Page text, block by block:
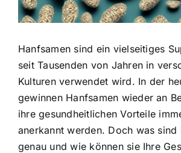
Hanfsamen sind ein vielseitiges
seit Tausenden von Jahren in
Kulturen verwendet wird. In der
gewinnen Hanfsamen wieder an
ihre gesundheitlichen Vorteile
anerkannt werden. Doch was sind
genau und wie können sie Ihre